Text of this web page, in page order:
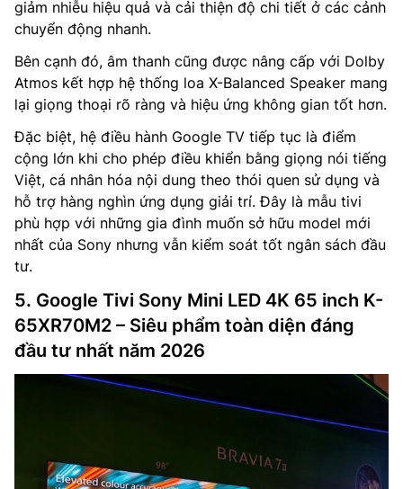
giảm nhiễu hiệu quả và cải thiện độ chi tiết ở các cảnh
chuyển động nhanh.
Bên cạnh đó, âm thanh cũng được nâng cấp với Dolby
Atmos kết hợp hệ thống loa X-Balanced Speaker mang
lại giọng thoại rõ ràng và hiệu ứng không gian tốt hơn.
Đặc biệt, hệ điều hành Google TV tiếp tục là điểm
cộng lớn khi cho phép điều khiển bằng giọng nói tiếng
Việt, cá nhân hóa nội dung theo thói quen sử dụng và
hỗ trợ hàng nghìn ứng dụng giải trí. Đây là mẫu tivi
phù hợp với những gia đình muốn sở hữu model mới
nhất của Sony nhưng vẫn kiểm soát tốt ngân sách đầu
tư.
5. Google Tivi Sony Mini LED 4K 65 inch K-
65XR70M2 – Siêu phẩm toàn diện đáng
đầu tư nhất năm 2026